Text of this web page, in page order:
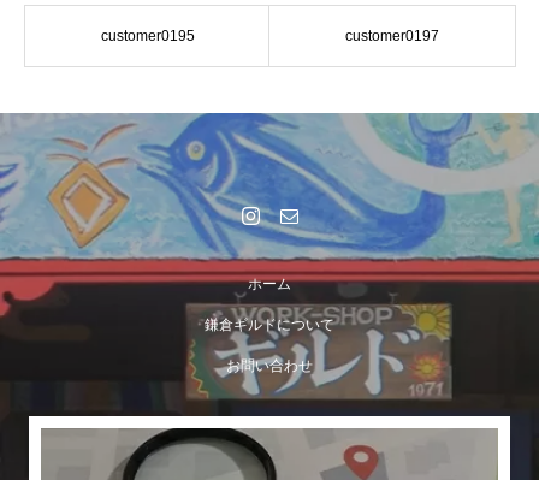
customer0195 customer0197
ホーム
鎌倉ギルドについて
お問い合わせ